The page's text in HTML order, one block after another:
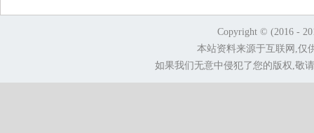
Copyright © (2016 -
本站资料来源于互联网,仅
如果我们无意中侵犯了您的版权,敬